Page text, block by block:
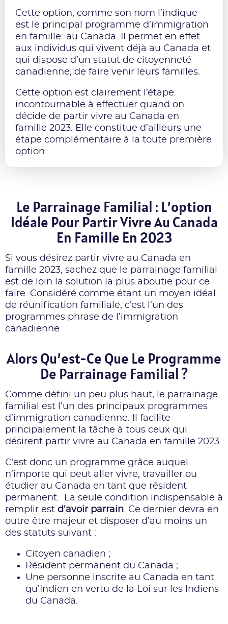
Cette option, comme son nom l’indique
est le principal programme d’immigration
en famille au Canada. Il permet en effet
aux individus qui vivent déjà au Canada et
qui dispose d’un statut de citoyenneté
canadienne, de faire venir leurs familles.
Cette option est clairement l’étape
incontournable à effectuer quand on
décide de partir vivre au Canada en
famille 2023. Elle constitue d’ailleurs une
étape complémentaire à la toute première
option.
Le Parrainage Familial : L’option
Idéale Pour Partir Vivre Au Canada
En Famille En 2023
Si vous désirez partir vivre au Canada en
famille 2023, sachez que le parrainage familial
est de loin la solution la plus aboutie pour ce
faire. Considéré comme étant un moyen idéal
de réunification familiale, c’est l’un des
programmes phrase de l’immigration
canadienne
Alors Qu’est-Ce Que Le Programme
De Parrainage Familial ?
Comme défini un peu plus haut, le parrainage
familial est l’un des principaux programmes
d’immigration canadienne. Il facilite
principalement la tâche à tous ceux qui
désirent partir vivre au Canada en famille 2023.
C’est donc un programme grâce auquel
n’importe qui peut aller vivre, travailler ou
étudier au Canada en tant que résident
permanent. La seule condition indispensable à
remplir est d’avoir parrain. Ce dernier devra en
outre être majeur et disposer d’au moins un
des statuts suivant :
Citoyen canadien ;
Résident permanent du Canada ;
Une personne inscrite au Canada en tant
qu’Indien en vertu de la Loi sur les Indiens
du Canada.